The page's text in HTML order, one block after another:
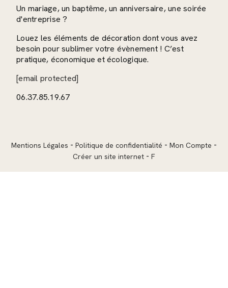
Un mariage, un baptême, un anniversaire, une soirée
d'entreprise ?
Louez les éléments de décoration dont vous avez
besoin pour sublimer votre évènement ! C’est
pratique, économique et écologique.
[email protected]
06.37.85.19.67
Mentions Légales Politique de confidentialité
Mon Compte
Créer un site internet
F